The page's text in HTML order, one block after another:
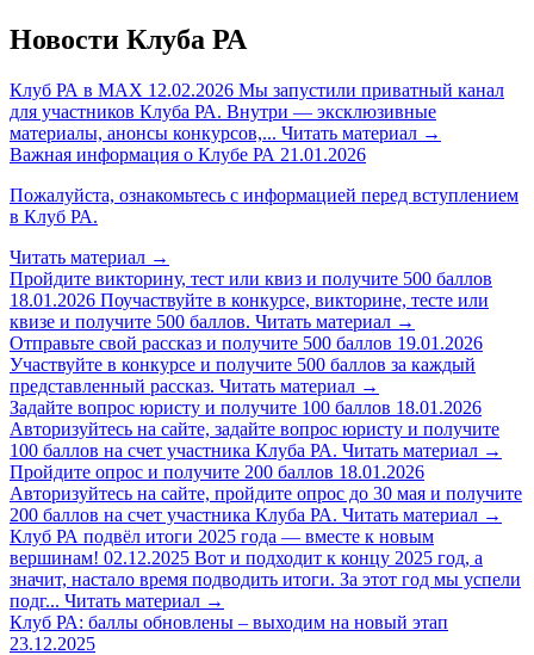
Новости Клуба РА
Клуб РА в MAX 12.02.2026 Мы запустили приватный канал
для участников Клуба РА. Внутри — эксклюзивные
материалы, анонсы конкурсов,... Читать материал →
Важная информация о Клубе РА 21.01.2026
Пожалуйста, ознакомьтесь с информацией перед вступлением
в Клуб РА.
Читать материал →
Пройдите викторину, тест или квиз и получите 500 баллов
18.01.2026 Поучаствуйте в конкурсе, викторине, тесте или
квизе и получите 500 баллов. Читать материал →
Отправьте свой рассказ и получите 500 баллов 19.01.2026
Участвуйте в конкурсе и получите 500 баллов за каждый
представленный рассказ. Читать материал →
Задайте вопрос юристу и получите 100 баллов 18.01.2026
Авторизуйтесь на сайте, задайте вопрос юристу и получите
100 баллов на счет участника Клуба РА. Читать материал →
Пройдите опрос и получите 200 баллов 18.01.2026
Авторизуйтесь на сайте, пройдите опрос до 30 мая и получите
200 баллов на счет участника Клуба РА. Читать материал →
Клуб РА подвёл итоги 2025 года — вместе к новым
вершинам! 02.12.2025 Вот и подходит к концу 2025 год, а
значит, настало время подводить итоги. За этот год мы успели
подг... Читать материал →
Клуб РА: баллы обновлены – выходим на новый этап
23.12.2025